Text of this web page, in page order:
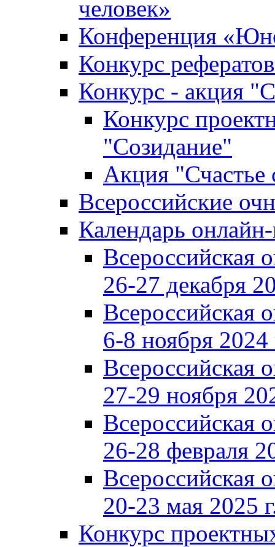
человек»
Конференция
Конкурс
Конкурс - акция
Конкурс
"Созидание"
Акция "Счастье
Всероссийские
Календарь
Всероссийская
26-27 декабря
Всероссийская
6-8 ноября 2024
Всероссийская
27-29 ноября
Всероссийская
26-28 февраля
Всероссийская
20-23 мая 2025
Конкурс